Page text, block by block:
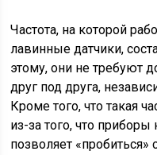
Частота, на которой
лавинные датчики,
этому, они не требуют
друг под друга,
Кроме того, что такая
из-за того, что
позволяет